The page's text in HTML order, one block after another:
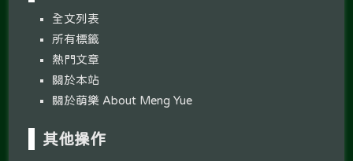
全文列表
所有標籤
熱門文章
關於本站
關於萌樂 About Meng Yue
其他操作